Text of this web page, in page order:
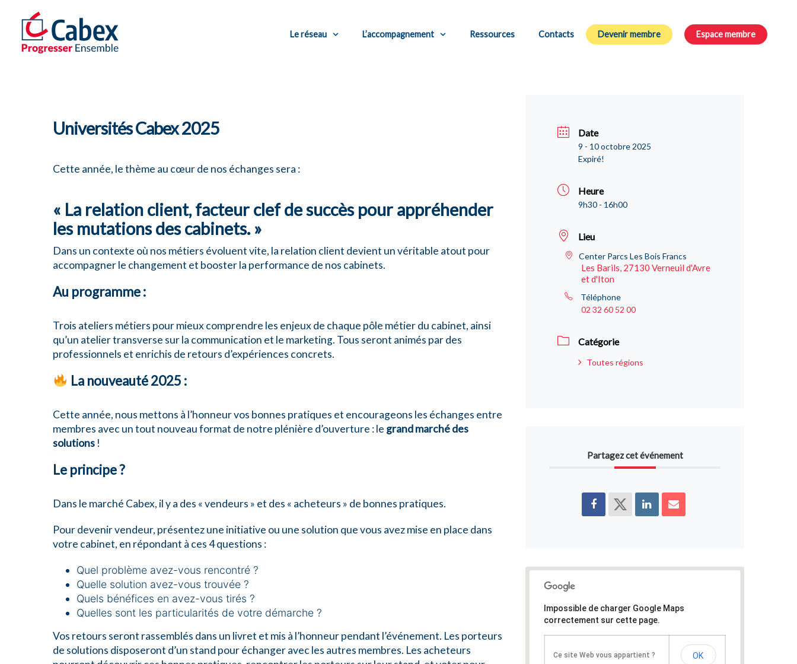
Le réseau L’accompagnement Ressources Contacts Devenir membre Espace membre
Universités Cabex 2025
Cette année, le thème au cœur de nos échanges sera :
« La relation client, facteur clef de succès pour appréhender
les mutations des cabinets. »
Dans un contexte où nos métiers évoluent vite, la relation client devient un véritable atout pour
accompagner le changement et booster la performance de nos cabinets.
Au programme :
Trois ateliers métiers pour mieux comprendre les enjeux de chaque pôle métier du cabinet, ainsi
qu’un atelier transverse sur la communication et le marketing. Tous seront animés par des
professionnels et enrichis de retours d’expériences concrets.
La nouveauté 2025 :
Cette année, nous mettons à l’honneur vos bonnes pratiques et encourageons les échanges entre
membres avec un tout nouveau format de notre plénière d’ouverture : le grand marché des
solutions !
Le principe ?
Dans le marché Cabex, il y a des « vendeurs » et des « acheteurs » de bonnes pratiques.
Pour devenir vendeur, présentez une initiative ou une solution que vous avez mise en place dans
votre cabinet, en répondant à ces 4 questions :
Quel problème avez-vous rencontré ?
Quelle solution avez-vous trouvée ?
Quels bénéfices en avez-vous tirés ?
Quelles sont les particularités de votre démarche ?
Vos retours seront rassemblés dans un livret et mis à l’honneur pendant l’événement. Les porteurs
de solutions disposeront d’un stand pour échanger avec les autres membres. Les acheteurs
Date
9 - 10 octobre 2025
Expiré!
Heure
9h30 - 16h00
Lieu
Center Parcs Les Bois Francs
Les Barils, 27130 Verneuil d'Avre
et d'Iton
Téléphone
02 32 60 52 00
Catégorie
Toutes régions
Partagez cet événement
Impossible de charger Google Maps
correctement sur cette page.
Ce site Web vous appartient ? OK